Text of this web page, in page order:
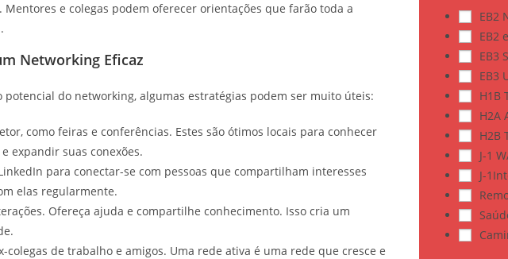
e colegas podem oferecer orientações que farão toda a
Networking Eficaz
potencial do networking, algumas estratégias podem ser muito úteis:
como feiras e conferências. Estes são ótimos locais para conhecer
expandir suas conexões.
para conectar-se com pessoas que compartilham interesses
elas regularmente.
Ofereça ajuda e compartilhe conhecimento. Isso cria um
colegas de trabalho e amigos. Uma rede ativa é uma rede que cresce e
EB2
EB2
EB3
EB3
H1B
H2A
H2B
J-1
J-